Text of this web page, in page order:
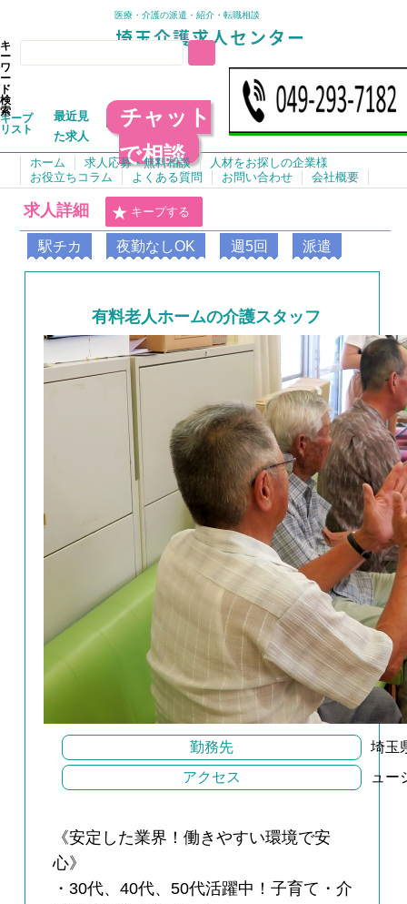
医療・介護の派遣・紹介・転職相談
キ
ー
ワ
ー
ド
検
索
キープ
リスト
最近見
た求人
チャット
で相談
ホーム 求人応募・無料相談
人材をお探しの企業様
お役立ちコラム
よくある質問 お問い合わせ 会社概要
求人詳細 キープする
駅チカ 夜勤なしOK 週5回 派遣
有料老人ホームの介護スタッフ
勤務先
埼玉
アクセス
ュー
《安定した業界！働きやすい環境で安
心》
・30代、40代、50代活躍中！子育て・介